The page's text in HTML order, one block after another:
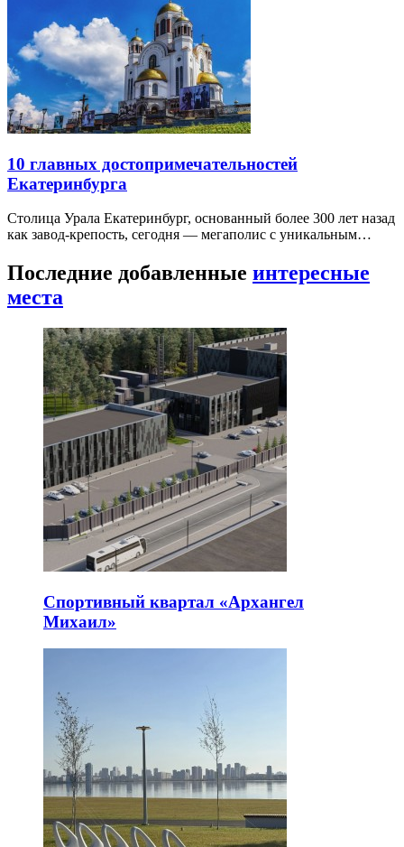
10 главных достопримечательностей
Екатеринбурга
Столица Урала Екатеринбург, основанный более 300 лет назад
как завод-крепость, сегодня — мегаполис с уникальным…
Последние добавленные интересные
места
Спортивный квартал «Архангел
Михаил»